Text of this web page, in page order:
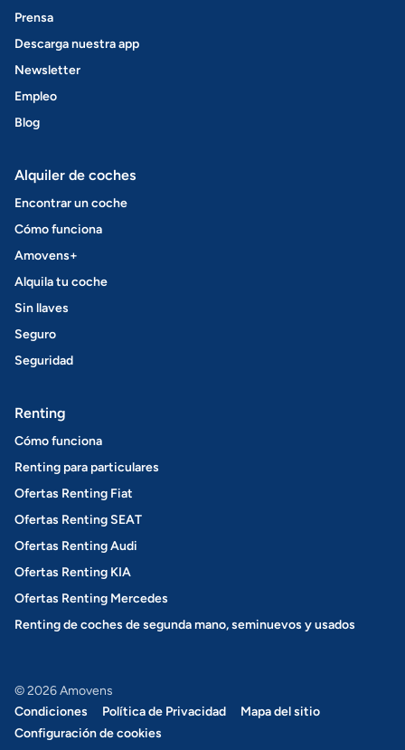
Prensa
Descarga nuestra app
Newsletter
Empleo
Blog
Alquiler de coches
Encontrar un coche
Cómo funciona
Amovens+
Alquila tu coche
Sin llaves
Seguro
Seguridad
Renting
Cómo funciona
Renting para particulares
Ofertas Renting Fiat
Ofertas Renting SEAT
Ofertas Renting Audi
Ofertas Renting KIA
Ofertas Renting Mercedes
Renting de coches de segunda mano, seminuevos y usados
© 2026 Amovens
Condiciones
Política de Privacidad
Mapa del sitio
Configuración de cookies